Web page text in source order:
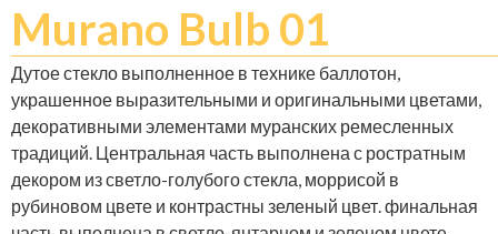
Murano Bulb 01
Дутое стекло выполненное в технике баллотон,
украшенное выразительными и оригинальными цветами,
декоративными элементами муранских ремесленных
традиций. Центральная часть выполнена с ростратным
декором из светло-голубого стекла, моррисой в
рубиновом цвете и контрастны зеленый цвет. финальная